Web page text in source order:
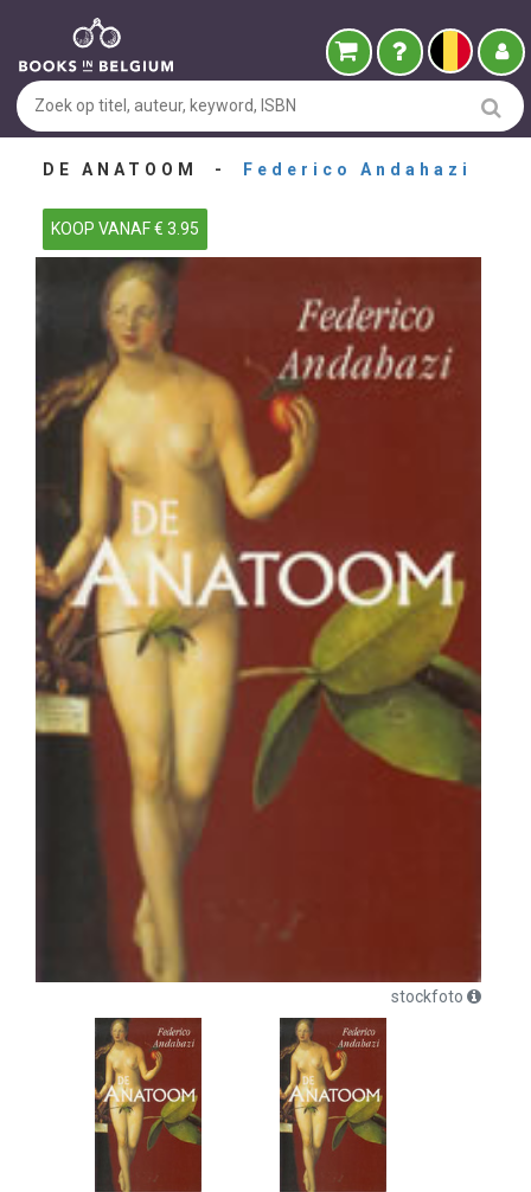
DE ANATOOM - Federico Andahazi
KOOP VANAF € 3.95
stockfoto